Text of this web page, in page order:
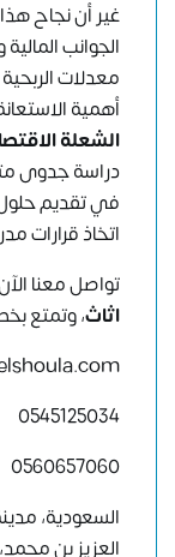
غير أن نجاح
الجوانب
معدلات
أهمية
الشعلة
دراسة جدوى
في تقديم
اتخاذ قرارات
تواصل معنا
اثاث، وتمتع بخصم
0545125034
0560657060
السعودية،
العزيز بن محمد،